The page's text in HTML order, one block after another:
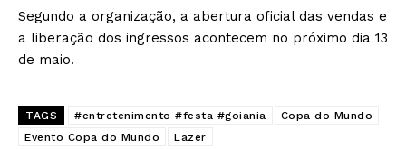
Segundo a organização, a abertura oficial das vendas e
a liberação dos ingressos acontecem no próximo dia 13
de maio.
TAGS #entretenimento #festa #goiania
Copa do Mundo
Evento Copa do Mundo
Lazer